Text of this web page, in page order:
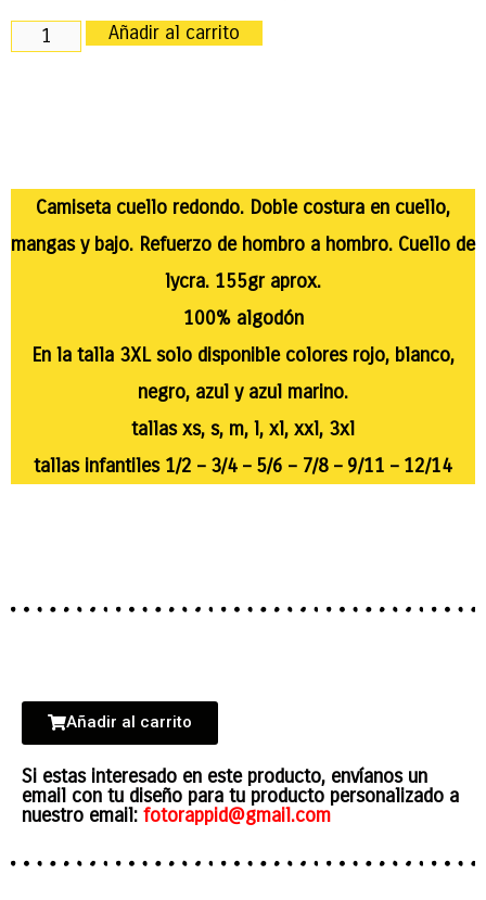
Añadir al carrito
Camiseta cuello redondo. Doble costura en cuello,
mangas y bajo. Refuerzo de hombro a hombro. Cuello de
lycra. 155gr aprox.
100% algodón
En la talla 3XL solo disponible colores rojo, blanco,
negro, azul y azul marino.
tallas xs, s, m, l, xl, xxl, 3xl
tallas infantiles 1/2 – 3/4 – 5/6 – 7/8 – 9/11 – 12/14
Añadir al carrito
Si estas interesado en este producto, envíanos un
email con tu diseño para tu producto personalizado a
nuestro email: fotorappid@gmail.com